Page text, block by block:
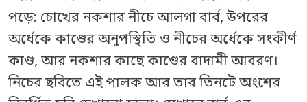
পড়ে: চোখের নকশার নীচে আলগা বার্ব, উপরের
অর্ধেকে কাণ্ডের অনুপস্থিতি ও নীচের অর্ধেকে সংকীর্ণ
কাণ্ড, আর নকশার কাছে কাণ্ডের বাদামী আবরণ।
নিচের ছবিতে এই পালক আর তার তিনটে অংশের